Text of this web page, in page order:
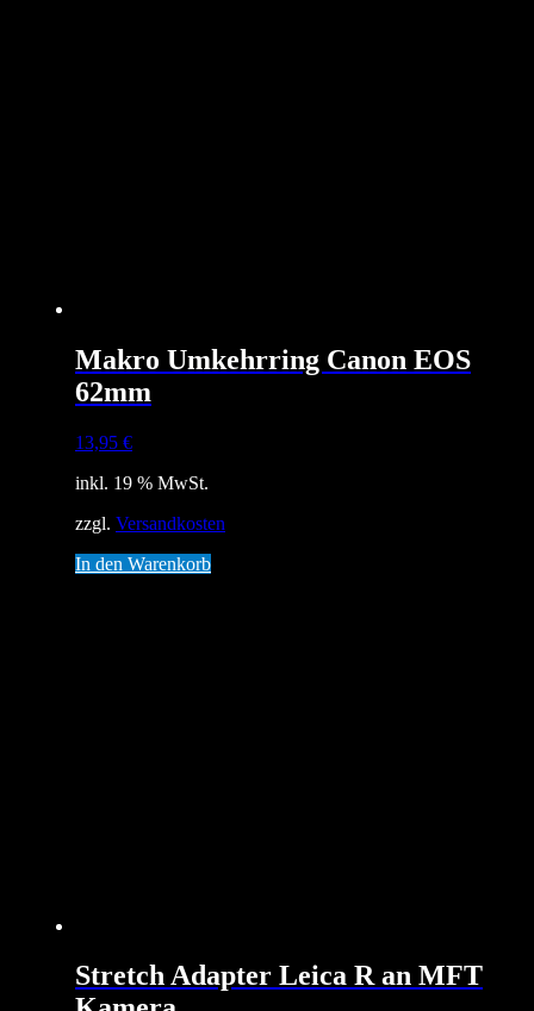
Makro Umkehrring Canon EOS
62mm
13,95 €
inkl. 19 % MwSt.
zzgl. Versandkosten
In den Warenkorb
Stretch Adapter Leica R an MFT